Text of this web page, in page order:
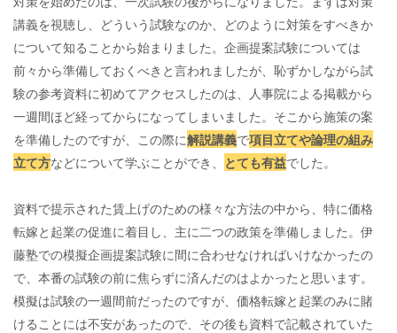
講義を視聴し、どういう試験なのか、どのように対策をすべきか
について知ることから始まりました。企画提案試験については
前々から準備しておくべきと言われましたが、恥ずかしながら試
験の参考資料に初めてアクセスしたのは、人事院による掲載から
一週間ほど経ってからになってしまいました。そこから施策の案
を準備したのですが、この際に解説講義で項目立てや論理の組み
立て方などについて学ぶことができ、 とても有益でした。
資料で提示された賃上げのための様々な方法の中から、特に価格
転嫁と起業の促進に着目し、主に二つの政策を準備しました。伊
藤塾での模擬企画提案試験に間に合わせなければいけなかったの
で、本番の試験の前に焦らずに済んだのはよかったと思います。
模擬は試験の一週間前だったのですが、価格転嫁と起業のみに賭
けることには不安があったので、その後も資料で記載されていた